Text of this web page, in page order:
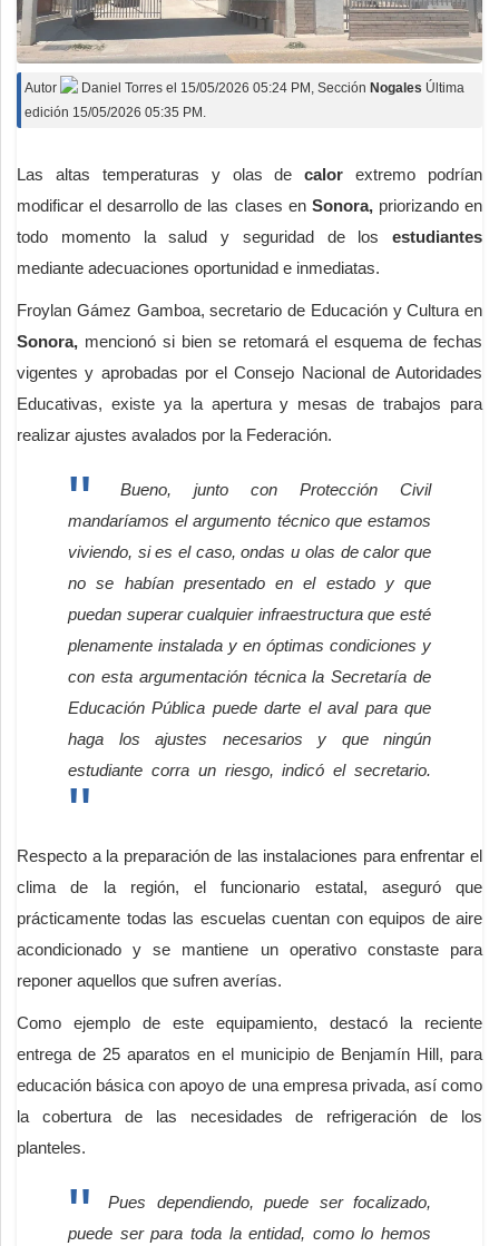
Autor Daniel Torres el 15/05/2026 05:24 PM , Sección Nogales Última
edición 15/05/2026 05:35 PM.
Las altas temperaturas y olas decalor extremo podrían
modificar el desarrollo de las clases en Sonora,priorizando en
todo momento la salud y seguridad de los estudiantes
mediante adecuaciones oportunidad e inmediatas.
Froylan Gámez Gamboa, secretario de Educación y Cultura en
Sonora, mencionó si bien se retomará el esquema de fechas
vigentes y aprobadas por el Consejo Nacional de Autoridades
Educativas, existe ya la apertura y mesas de trabajos para
realizar ajustes avalados por la Federación.
Bueno, junto con Protección Civil
mandaríamos el argumento técnico que estamos
viviendo, si es el caso, ondas u olas de calor que
no se habían presentado en el estado y que
puedan superar cualquier infraestructura que esté
plenamente instalada y en óptimas condiciones y
con esta argumentación técnica la Secretaría de
Educación Pública puede darte el aval para que
haga los ajustes necesarios y que ningún
estudiante corra un riesgo, indicó el secretario.
Respecto a la preparación de las instalaciones para enfrentar el
clima de la región, el funcionario estatal, aseguró que
prácticamente todas las escuelas cuentan con equipos de aire
acondicionado y se mantiene un operativo constaste para
reponer aquellos que sufren averías.
Como ejemplo de este equipamiento, destacó la reciente
entrega de 25 aparatos en el municipio de Benjamín Hill, para
educación básica con apoyo de una empresa privada, así como
la cobertura de las necesidades de refrigeración de los
planteles.
Pues dependiendo, puede ser focalizado,
puede ser para toda la entidad, como lo hemos